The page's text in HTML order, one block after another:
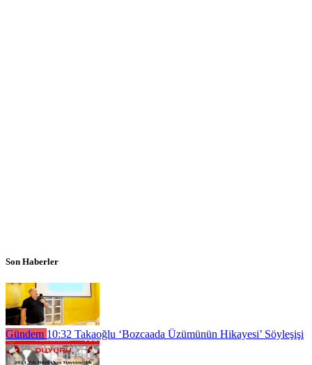
Son Haberler
Gündem 10:32 Takaoğlu ‘Bozcaada Üzümünün Hikayesi’ Söyleşişi